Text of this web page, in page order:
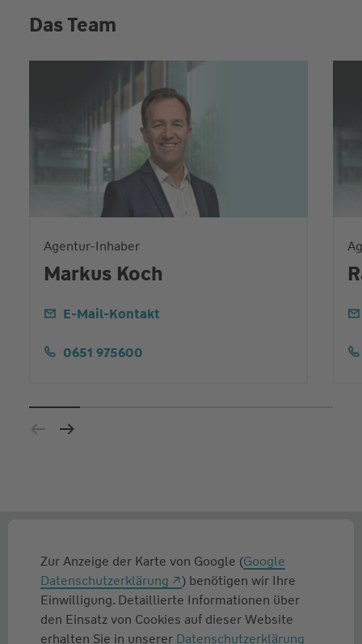
Das Team
Agentur-Inhaber
Markus Koch
E-Mail-Kontakt
0651 975600
Zur Anzeige der Karte von Google (Google
Datenschutzerklärung
) benötigen wir Ihre
Einwilligung. Detaillierte Informationen über
den Einsatz von Cookies auf dieser Website
erhalten Sie in unserer Datenschutzerklärung